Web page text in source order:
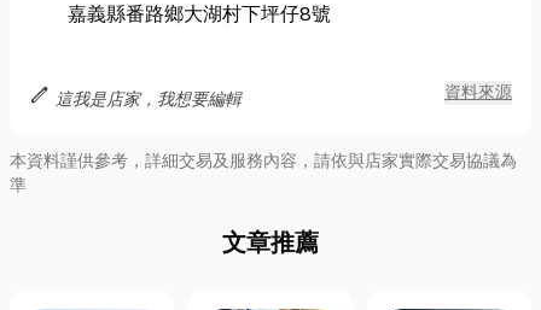
嘉義縣番路鄉大湖村下坪仔8號
edit 這我是店家，我想要編輯 資料來源
本資料謹供參考，詳細交易及服務內容，請依與店家實際交易協議為
準
文章推薦